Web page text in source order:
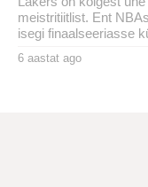
meistritiitlist. Ent
isegi finaalseeriasse
6 aastat ago